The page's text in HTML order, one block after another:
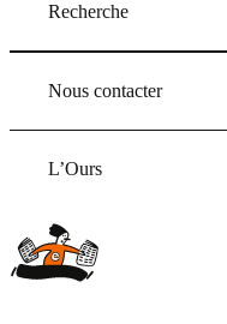
Recherche
Nous contacter
L’Ours